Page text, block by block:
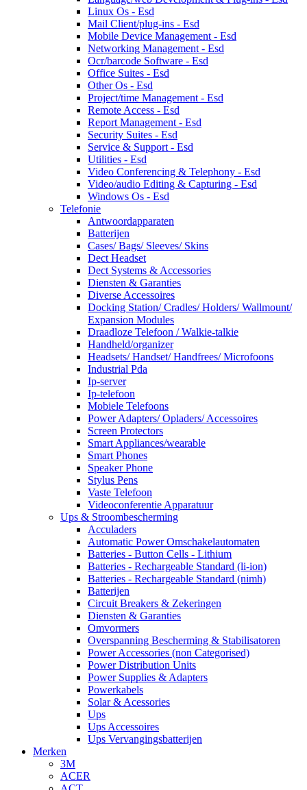
Linux Os - Esd
Mail Client/plug-ins - Esd
Mobile Device Management - Esd
Networking Management - Esd
Ocr/barcode Software - Esd
Office Suites - Esd
Other Os - Esd
Project/time Management - Esd
Remote Access - Esd
Report Management - Esd
Security Suites - Esd
Service & Support - Esd
Utilities - Esd
Video Conferencing & Telephony - Esd
Video/audio Editing & Capturing - Esd
Windows Os - Esd
Telefonie
Antwoordapparaten
Batterijen
Cases/ Bags/ Sleeves/ Skins
Dect Headset
Dect Systems & Accessories
Diensten & Garanties
Diverse Accessoires
Docking Station/ Cradles/ Holders/ Wallmount/
Expansion Modules
Draadloze Telefoon / Walkie-talkie
Handheld/organizer
Headsets/ Handset/ Handfrees/ Microfoons
Industrial Pda
Ip-server
Ip-telefoon
Mobiele Telefoons
Power Adapters/ Opladers/ Accessoires
Screen Protectors
Smart Appliances/wearable
Smart Phones
Speaker Phone
Stylus Pens
Vaste Telefoon
Videoconferentie Apparatuur
Ups & Stroombescherming
Acculaders
Automatic Power Omschakelautomaten
Batteries - Button Cells - Lithium
Batteries - Rechargeable Standard (li-ion)
Batteries - Rechargeable Standard (nimh)
Batterijen
Circuit Breakers & Zekeringen
Diensten & Garanties
Omvormers
Overspanning Bescherming & Stabilisatoren
Power Accessories (non Categorised)
Power Distribution Units
Power Supplies & Adapters
Powerkabels
Solar & Acessories
Ups
Ups Accessoires
Ups Vervangingsbatterijen
Merken
3M
ACER